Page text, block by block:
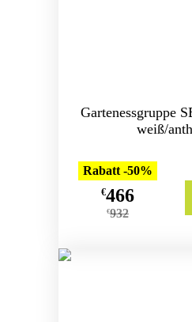
Gartenessgruppe
weiß/
Rabatt -50%
€466
€932